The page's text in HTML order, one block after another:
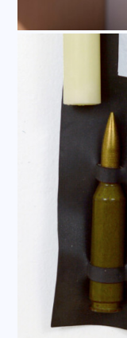
lenguaje
surgen en sus
palabra está por
cada material es
exacto.”